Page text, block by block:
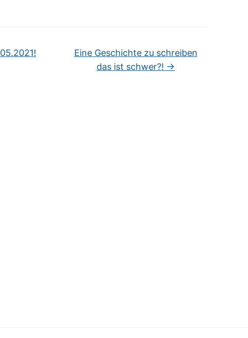
Eine Geschichte zu schreiben
das ist schwer?! →